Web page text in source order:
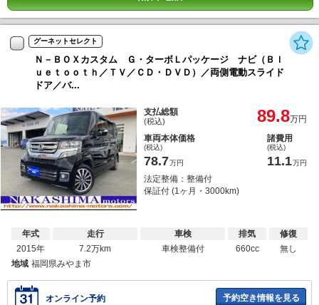
グーネットセレクト
Ｎ－ＢＯＸカスタム Ｇ・ターボＬパッケージ ナビ（Ｂｌ
ｕｅｔｏｏｔｈ／ＴＶ／ＣＤ・ＤＶＤ）／両側電動スライド
ドア／バ...
支払総額
(税込) 89.8万円
車両本体価格
(税込)
78.7万円
諸費用
(税込)
11.1万円
法定整備：整備付
保証付 (1ヶ月・3000km)
年式
2015年
走行
7.2万km
車検
車検整備付
排気
660cc
修復
無し
地域 福岡県みやま市
オンライン予約 予約空き情報を見る